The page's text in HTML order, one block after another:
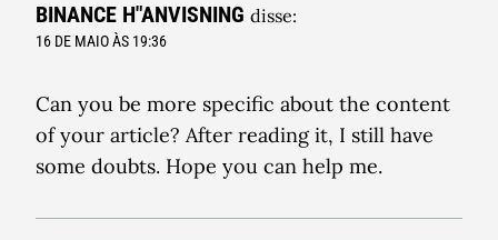
BINANCE H"ANVISNING disse:
16 DE MAIO ÀS 19:36
Can you be more specific about the content
of your article? After reading it, I still have
some doubts. Hope you can help me.